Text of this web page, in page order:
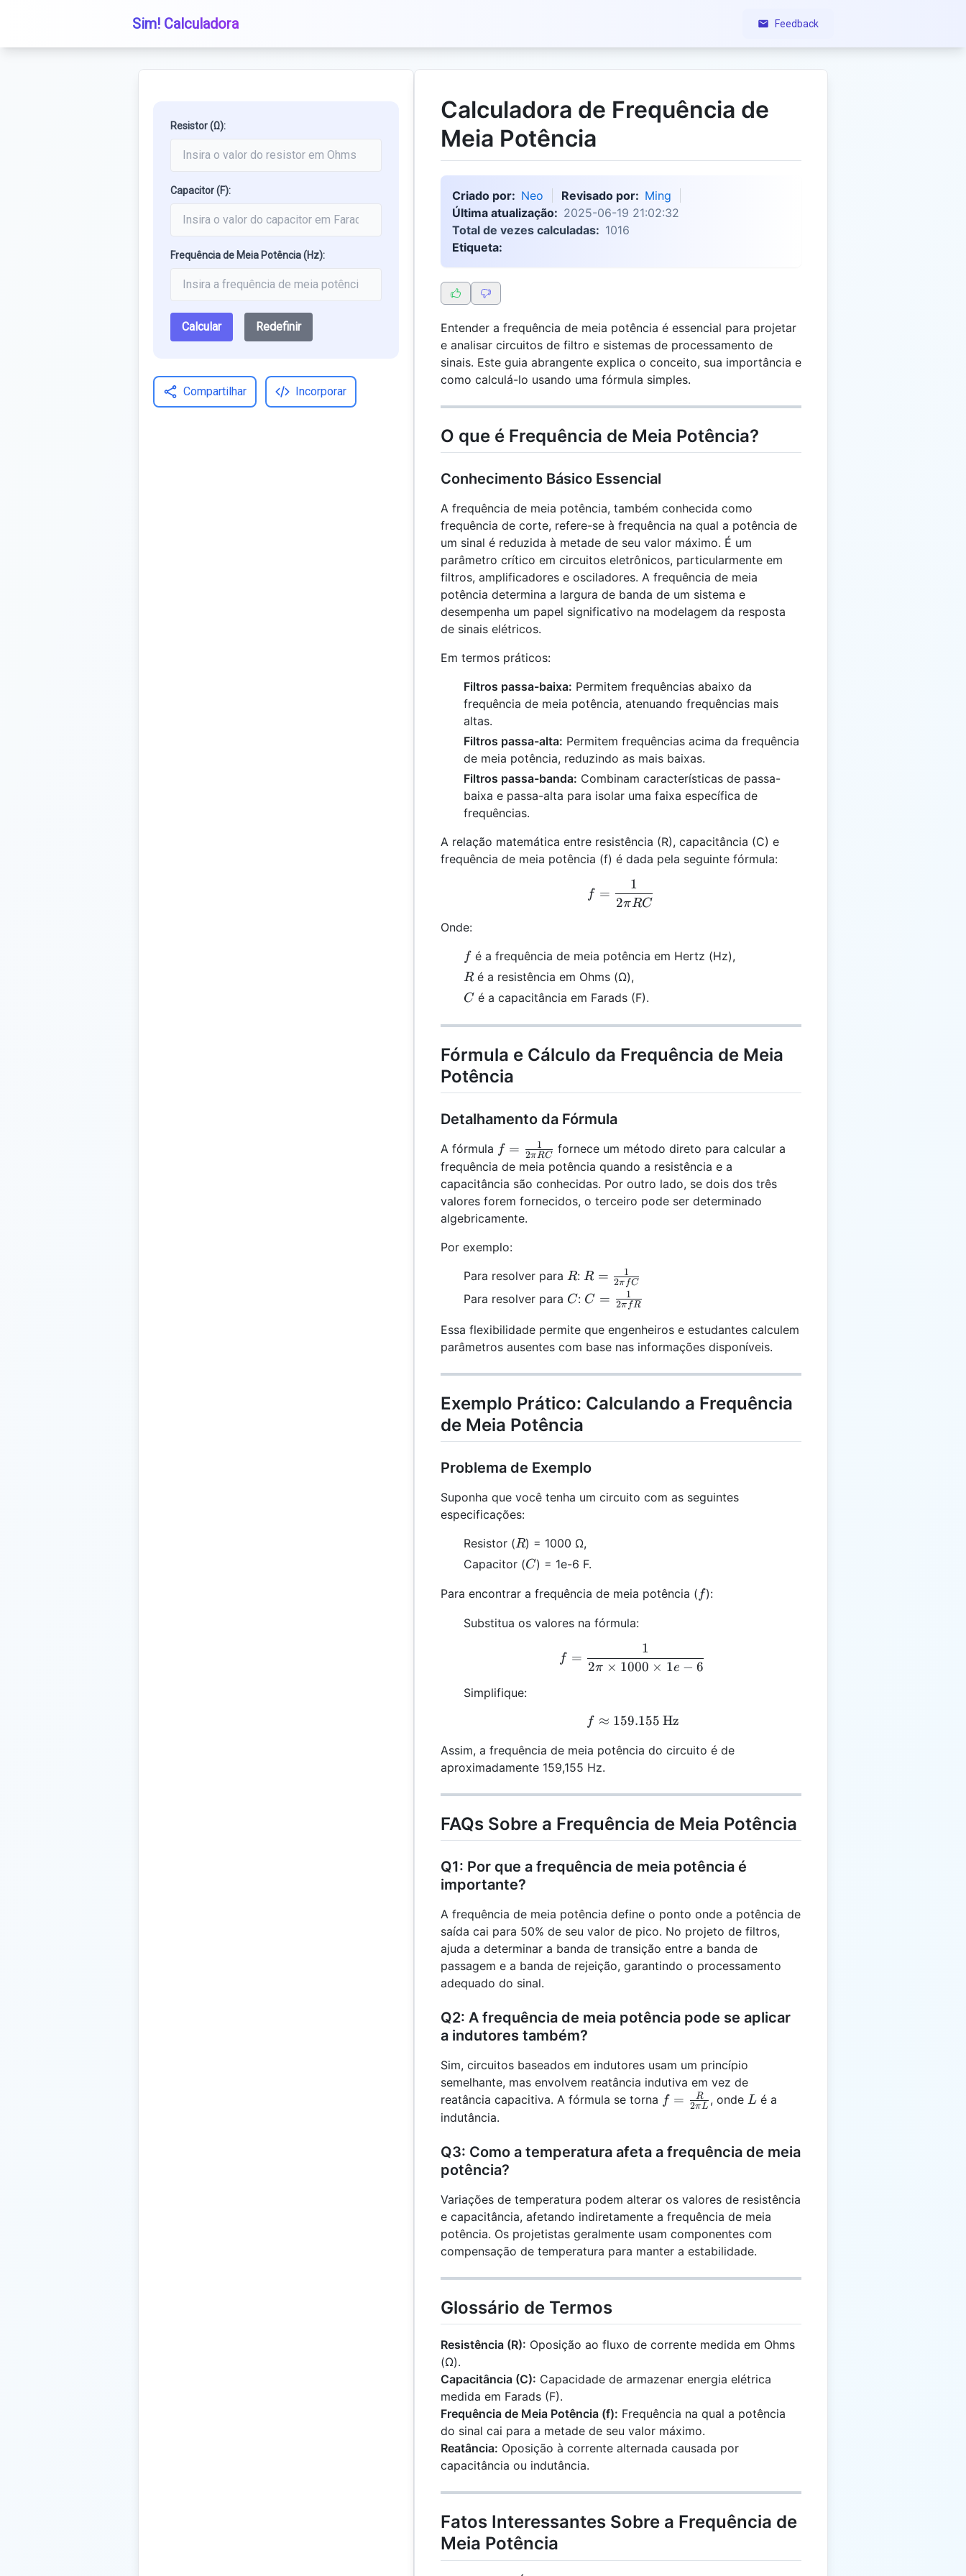
Sim! Calculadora Feedback
Resistor (Ω):
Capacitor (F):
Frequência de Meia Potência (Hz):
Calcular Redefinir
Compartilhar Incorporar
Calculadora de Frequência de
Meia Potência
Criado por: Neo Revisado por: Ming
Última atualização: 2025-06-19 21:02:32
Total de vezes calculadas: 1016
Etiqueta:
Entender a frequência de meia potência é essencial para projetar
e analisar circuitos de filtro e sistemas de processamento de
sinais. Este guia abrangente explica o conceito, sua importância e
como calculá-lo usando uma fórmula simples.
O que é Frequência de Meia Potência?
Conhecimento Básico Essencial
A frequência de meia potência, também conhecida como
frequência de corte, refere-se à frequência na qual a potência de
um sinal é reduzida à metade de seu valor máximo. É um
parâmetro crítico em circuitos eletrônicos, particularmente em
filtros, amplificadores e osciladores. A frequência de meia
potência determina a largura de banda de um sistema e
desempenha um papel significativo na modelagem da resposta
de sinais elétricos.
Em termos práticos:
Filtros passa-baixa: Permitem frequências abaixo da
frequência de meia potência, atenuando frequências mais
altas.
Filtros passa-alta: Permitem frequências acima da frequência
de meia potência, reduzindo as mais baixas.
Filtros passa-banda: Combinam características de passa-
baixa e passa-alta para isolar uma faixa específica de
frequências.
A relação matemática entre resistência (R), capacitância (C) e
frequência de meia potência (f) é dada pela seguinte fórmula:
f = \frac{1}{2\pi RC}
f =
2πRC
1
Onde:
ff é a frequência de meia potência em Hertz (Hz),
R
Ré a resistência em Ohms (Ω),
C
C é a capacitância em Farads (F).
Fórmula e Cálculo da Frequência de Meia
Potência
Detalhamento da Fórmula
A fórmula f =
\frac{1}
{2\pi
RC}
f = 2πRC
1
fornece um método direto para calcular a
frequência de meia potência quando a resistência e a
capacitância são conhecidas. Por outro lado, se dois dos três
valores forem fornecidos, o terceiro pode ser determinado
algebricamente.
Por exemplo:
Para resolver para R
R:R =
\frac{1}
{2\pi
fC}
R = 2π fC
1
Para resolver para C
C: C =
\frac{1}
{2\pi
fR}
C = 2π fR
1
Essa flexibilidade permite que engenheiros e estudantes calculem
parâmetros ausentes com base nas informações disponíveis.
Exemplo Prático: Calculando a Frequência
de Meia Potência
Problema de Exemplo
Suponha que você tenha um circuito com as seguintes
especificações:
Resistor (R
R) = 1000 Ω,
Capacitor (C
C) = 1e-6 F.
Para encontrar a frequência de meia potência ( ff):
Substitua os valores na fórmula:
f = \frac{1}{2\pi \times 1000 \times 1e-6}
f =
2π × 1000 × 1e − 6
1
Simplifique:
f ≈ 159.155 \, \text{Hz}
f ≈ 159.155 Hz
Assim, a frequência de meia potência do circuito é de
aproximadamente 159,155 Hz.
FAQs Sobre a Frequência de Meia Potência
Q1: Por que a frequência de meia potência é
importante?
A frequência de meia potência define o ponto onde a potência de
saída cai para 50% de seu valor de pico. No projeto de filtros,
ajuda a determinar a banda de transição entre a banda de
passagem e a banda de rejeição, garantindo o processamento
adequado do sinal.
Q2: A frequência de meia potência pode se aplicar
a indutores também?
Sim, circuitos baseados em indutores usam um princípio
semelhante, mas envolvem reatância indutiva em vez de
reatância capacitiva. A fórmula se torna f =
f = 2πL
R , ondeL
L é a
indutância.
Q3: Como a temperatura afeta a frequência de meia
potência?
Variações de temperatura podem alterar os valores de resistência
e capacitância, afetando indiretamente a frequência de meia
potência. Os projetistas geralmente usam componentes com
compensação de temperatura para manter a estabilidade.
Glossário de Termos
Resistência (R): Oposição ao fluxo de corrente medida em Ohms
(Ω).
Capacitância (C): Capacidade de armazenar energia elétrica
medida em Farads (F).
Frequência de Meia Potência (f): Frequência na qual a potência
do sinal cai para a metade de seu valor máximo.
Reatância: Oposição à corrente alternada causada por
capacitância ou indutância.
Fatos Interessantes Sobre a Frequência de
Meia Potência